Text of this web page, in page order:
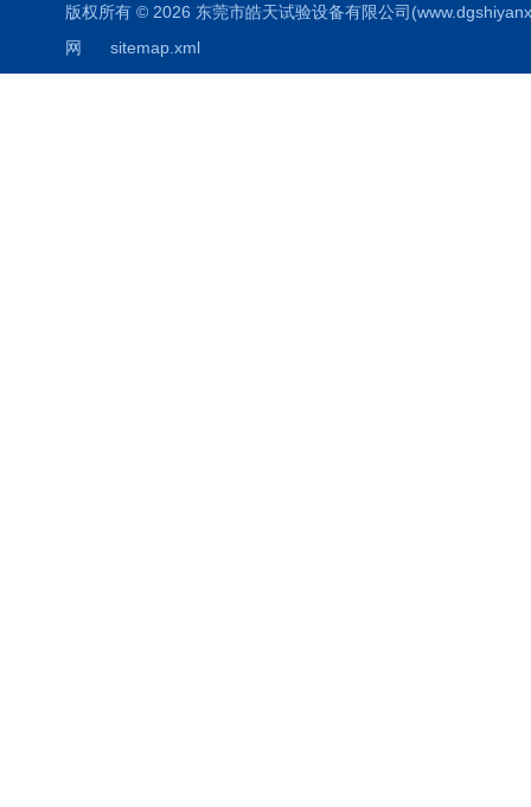
版权所有 © 2026 东莞市皓天试验设备有限公司
网
sitemap.xml